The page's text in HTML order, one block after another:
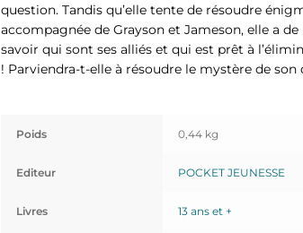
question. Tandis qu’elle tente de résoudre
accompagnée de Grayson et Jameson, elle a
savoir qui sont ses alliés et qui est prêt à
! Parviendra-t-elle à résoudre le mystère de son
Poids 0,44 kg
Editeur POCKET JEUNESSE
Livres 13 ans et +